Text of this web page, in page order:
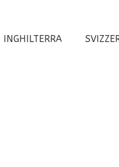
INGHILTERRA